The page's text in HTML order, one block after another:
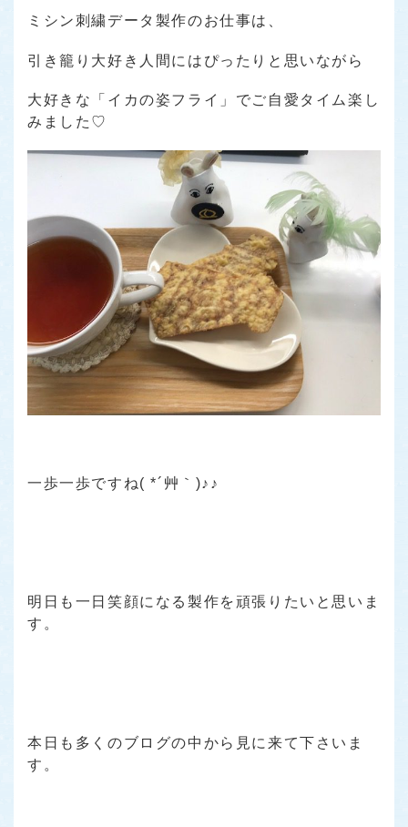
ミシン刺繍データ製作のお仕事は、
引き籠り大好き人間にはぴったりと思いながら
大好きな「イカの姿フライ」でご自愛タイム楽し
みました♡
一歩一歩ですね( *´艸｀)♪♪
明日も一日笑顔になる製作を頑張りたいと思いま
す。
本日も多くのブログの中から見に来て下さいま
す。